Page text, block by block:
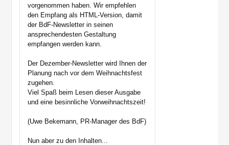
vorgenommen haben. Wir empfehlen
den Empfang als HTML-Version, damit
der BdF-Newsletter in seinen
ansprechendesten Gestaltung
empfangen werden kann.
Der Dezember-Newsletter wird Ihnen der
Planung nach vor dem Weihnachtsfest
zugehen.
Viel Spaß beim Lesen dieser Ausgabe
und eine besinnliche Vorweihnachtszeit!
(Uwe Bekemann, PR-Manager des BdF)
Nun aber zu den Inhalten...